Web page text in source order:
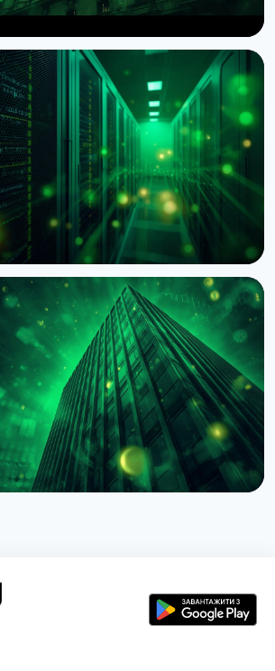
статус брокера-дилера в
читання
стейкінг для інституційних
Galaxy
читання
читання